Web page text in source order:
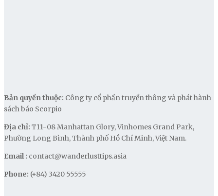
Bản quyền thuộc: Công ty cổ phần truyền thông và phát hành
sách báo Scorpio
Địa chỉ: T11-08 Manhattan Glory, Vinhomes Grand Park,
Phường Long Bình, Thành phố Hồ Chí Minh, Việt Nam.
Email : contact@wanderlusttips.asia
Phone: (+84) 3420 55555